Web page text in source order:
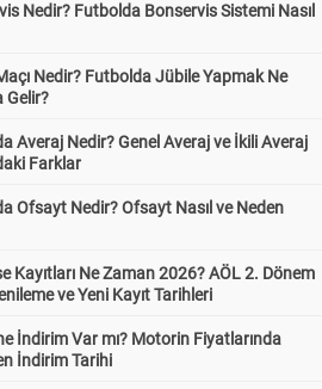
Nedir? Futbolda Bonservis Sistemi Nasıl
Nedir? Futbolda Jübile Yapmak Ne
Gelir?
Averaj Nedir? Genel Averaj ve İkili Averaj
Farklar
Ofsayt Nedir? Ofsayt Nasıl ve Neden
Kayıtları Ne Zaman 2026? AÖL 2. Dönem
ve Yeni Kayıt Tarihleri
İndirim Var mı? Motorin Fiyatlarında
İndirim Tarihi